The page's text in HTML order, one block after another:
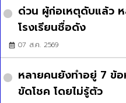
ด่วน ผู้ก่อเหตุดับแล้ว
โรงเรียนชื่อดัง
07 ส.ค. 2569
หลายคนยังทำอยู่ 7 ข้อ
ขัดโชค โดยไม่รู้ตัว